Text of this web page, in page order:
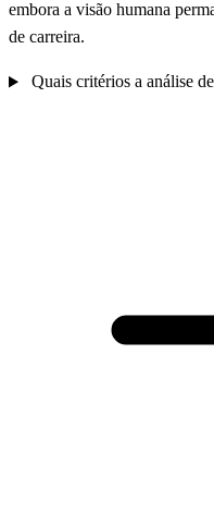
embora a visão humana
de carreira.
Quais critérios a análise